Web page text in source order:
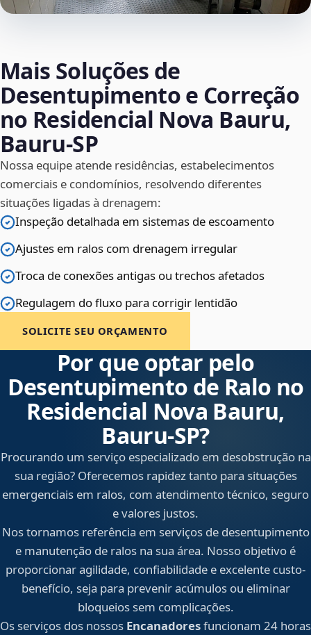
Mais Soluções de
Desentupimento e Correção
no Residencial Nova Bauru,
Bauru‑SP
Nossa equipe atende residências, estabelecimentos
comerciais e condomínios, resolvendo diferentes
situações ligadas à drenagem:
Inspeção detalhada em sistemas de escoamento
Ajustes em ralos com drenagem irregular
Troca de conexões antigas ou trechos afetados
Regulagem do fluxo para corrigir lentidão
SOLICITE SEU ORÇAMENTO
Por que optar pelo
Desentupimento de Ralo no
Residencial Nova Bauru,
Bauru‑SP?
Procurando um serviço especializado em desobstrução na
sua região? Oferecemos rapidez tanto para situações
emergenciais em ralos, com atendimento técnico, seguro
e valores justos.
Nos tornamos referência em serviços de desentupimento
e manutenção de ralos na sua área. Nosso objetivo é
proporcionar agilidade, confiabilidade e excelente custo-
benefício, seja para prevenir acúmulos ou eliminar
bloqueios sem complicações.
Os serviços dos nossos Encanadoresfuncionam 24 horas